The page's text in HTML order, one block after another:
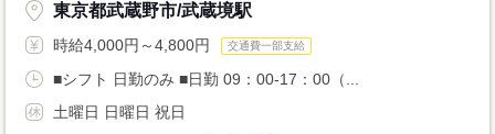
東京都武蔵野市/武蔵境駅
時給4,000円～4,800円 交通費一部支給
■シフト 日勤のみ ■日勤 09：00-17：00（...
土曜日 日曜日 祝日